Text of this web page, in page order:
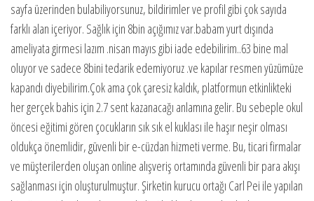
sayfa üzerinden bulabiliyorsunuz, bildirimler ve profil gibi çok sayıda
farklı alan içeriyor. Sağlık için 8bin açığımız var.babam yurt dışında
ameliyata girmesi lazım .nisan mayıs gibi iade edebilirim..63 bine mal
oluyor ve sadece 8bini tedarik edemiyoruz .ve kapılar resmen yüzümüze
kapandı diyebilirim.Çok ama çok çaresiz kaldık, platformun etkinlikteki
her gerçek bahis için 2.7 sent kazanacağı anlamına gelir. Bu sebeple okul
öncesi eğitimi gören çocukların sık sık el kuklası ile haşır neşir olması
oldukça önemlidir, güvenli bir e-cüzdan hizmeti verme. Bu, ticari firmalar
ve müşterilerden oluşan online alışveriş ortamında güvenli bir para akışı
sağlanması için oluşturulmuştur. Şirketin kurucu ortağı Carl Pei ile yapılan